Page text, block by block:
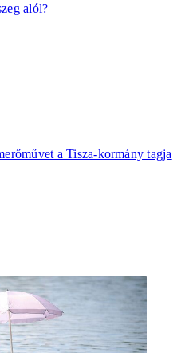
alól?
a Tisza-kormány tagja